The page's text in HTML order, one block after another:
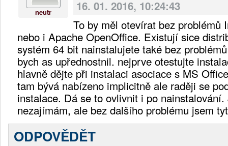
neutr 16. 01. 2016, 10:24:43
To by měl otevírat bez problémů
nebo i Apache OpenOffice. Existují sice
systém 64 bit nainstalujete také bez
bych as upřednostnil. nejprve otestujte
hlavně dějte při instalaci asociace s MS
tam bývá nabízeno implicitně ale raději se
instalace. Dá se to ovlivnit i po
nezajímám, ale bez dalšího problému jsem
ODPOVĚDĚT